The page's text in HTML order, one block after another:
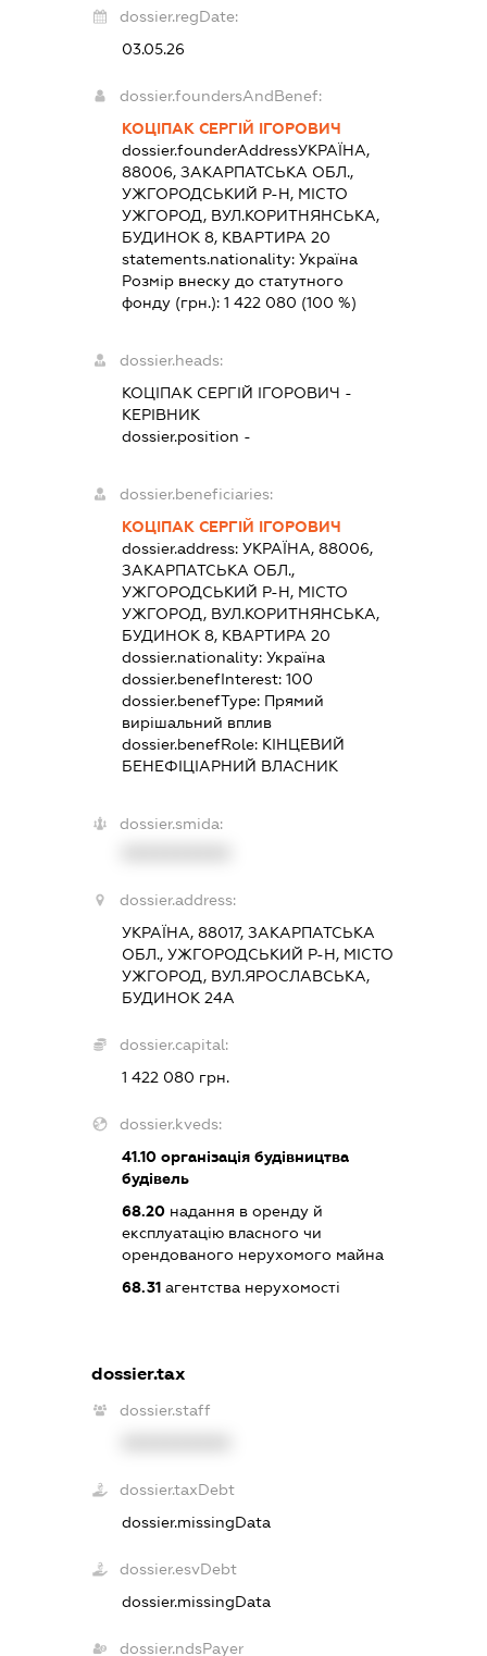
dossier.regDate:
03.05.26
dossier.foundersAndBenef:
КОЦІПАК СЕРГІЙ ІГОРОВИЧ
dossier.founderAddressУКРАЇНА,
88006, ЗАКАРПАТСЬКА ОБЛ.,
УЖГОРОДСЬКИЙ Р-Н, МІСТО
УЖГОРОД, ВУЛ.КОРИТНЯНСЬКА,
БУДИНОК 8, КВАРТИРА 20
statements.nationality: Україна
Розмір внеску до статутного
фонду (грн.): 1 422 080 (100 %)
dossier.heads:
КОЦІПАК СЕРГІЙ ІГОРОВИЧ -
КЕРІВНИК
dossier.position -
dossier.beneficiaries:
КОЦІПАК СЕРГІЙ ІГОРОВИЧ
dossier.address: УКРАЇНА, 88006,
ЗАКАРПАТСЬКА ОБЛ.,
УЖГОРОДСЬКИЙ Р-Н, МІСТО
УЖГОРОД, ВУЛ.КОРИТНЯНСЬКА,
БУДИНОК 8, КВАРТИРА 20
dossier.nationality: Україна
dossier.benefInterest: 100
dossier.benefType: Прямий
вирішальний вплив
dossier.benefRole: КІНЦЕВИЙ
БЕНЕФІЦІАРНИЙ ВЛАСНИК
dossier.smida:
dossier.address:
УКРАЇНА, 88017, ЗАКАРПАТСЬКА
ОБЛ., УЖГОРОДСЬКИЙ Р-Н, МІСТО
УЖГОРОД, ВУЛ.ЯРОСЛАВСЬКА,
БУДИНОК 24А
dossier.capital:
1 422 080 грн.
dossier.kveds:
41.10організація будівництва
будівель
68.20надання в оренду й
експлуатацію власного чи
орендованого нерухомого майна
68.31агентства нерухомості
dossier.tax
dossier.staff
dossier.taxDebt
dossier.missingData
dossier.esvDebt
dossier.missingData
dossier.ndsPayer